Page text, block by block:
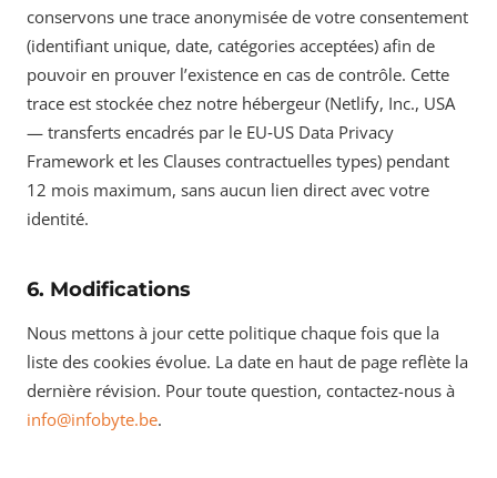
conservons une trace anonymisée de votre consentement
(identifiant unique, date, catégories acceptées) afin de
pouvoir en prouver l’existence en cas de contrôle. Cette
trace est stockée chez notre hébergeur (Netlify, Inc., USA
— transferts encadrés par le EU‑US Data Privacy
Framework et les Clauses contractuelles types) pendant
12 mois maximum, sans aucun lien direct avec votre
identité.
6. Modifications
Nous mettons à jour cette politique chaque fois que la
liste des cookies évolue. La date en haut de page reflète la
dernière révision. Pour toute question, contactez-nous à
info@infobyte.be.